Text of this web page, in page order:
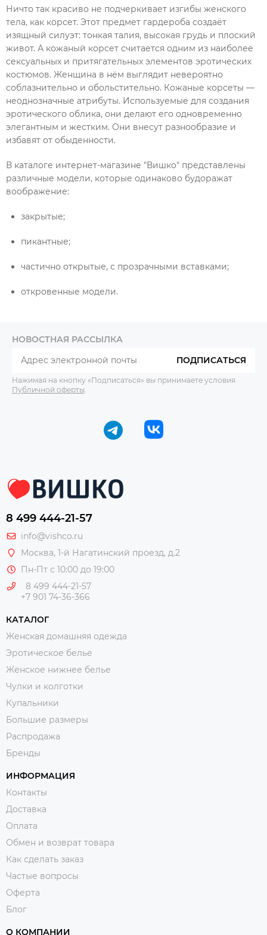
Ничто так красиво не подчеркивает изгибы женского
тела, как корсет. Этот предмет гардероба создаёт
изящный силуэт: тонкая талия, высокая грудь и плоский
живот. А кожаный корсет считается одним из наиболее
сексуальных и притягательных элементов эротических
костюмов. Женщина в нём выглядит невероятно
соблазнительно и обольстительно. Кожаные корсеты —
неоднозначные атрибуты. Используемые для создания
эротического облика, они делают его одновременно
элегантным и жестким. Они внесут разнообразие и
избавят от обыденности.
В каталоге интернет-магазине "Вишко" представлены
различные модели, которые одинаково будоражат
воображение:
закрытые;
пикантные;
частично открытые, с прозрачными вставками;
откровенные модели.
НОВОСТНАЯ РАССЫЛКА
ПОДПИСАТЬСЯ
Нажимая на кнопку «Подписаться» вы принимаете условия
Публичной оферты
8 499 444-21-57
info@vishco.ru
Москва, 1-й Нагатинский проезд, д.2
Пн-Пт с 10:00 до 19:00
8 499 444-21-57
+7 901 74-36-366
КАТАЛОГ
Женская домашняя одежда
Эротическое белье
Женское нижнее белье
Чулки и колготки
Купальники
Большие размеры
Распродажа
Бренды
ИНФОРМАЦИЯ
Контакты
Доставка
Оплата
Обмен и возврат товара
Как сделать заказ
Частые вопросы
Оферта
Блог
О КОМПАНИИ